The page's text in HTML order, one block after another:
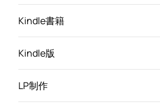
Kindle書籍
Kindle版
LP制作